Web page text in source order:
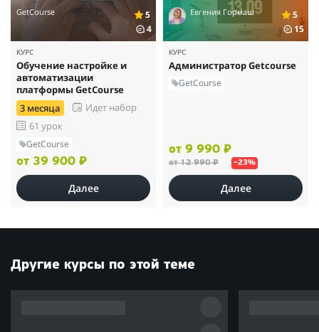
GetCourse
5
4
КУРС
Обучение настройке и
автоматизации
платформы GetCourse
3 месяца
Идет набор
61 урок
GetCourse
от 39 900 ₽
Далее
Евгения Гормаш
5
15
КУРС
Администратор Getcourse
GetCourse
от 9 990 ₽
от 12 990 ₽ –23%
Далее
Другие курсы по этой теме